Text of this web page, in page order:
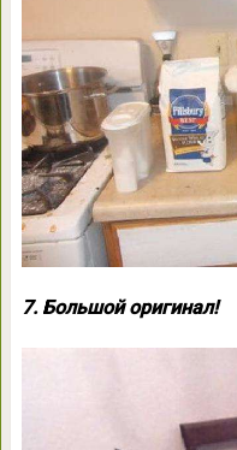
7. Большой оригинал!